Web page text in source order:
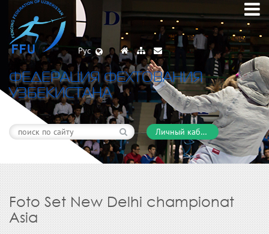
Рус
ФЕДЕРАЦИЯ ФЕХТОВАНИЯ
УЗБЕКИСТАНА
Личный кабинет
Foto Set New Delhi championat
Asia